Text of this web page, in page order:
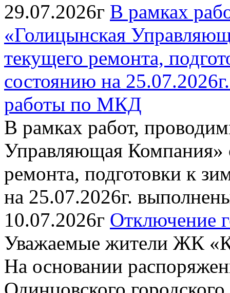
29.07.2026г В рамках
«Голицынская
текущего ремонта,
состоянию на
работы по МКД
В рамках работ,
Управляющая Компания»
ремонта, подготовки к
на 25.07.2026г.
10.07.2026г Отключение
Уважаемые жители ЖК
На основании